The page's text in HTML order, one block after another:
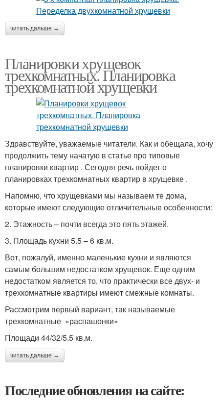
читать дальше →
Планировки хрущевок
трехкомнатных. Планировка
трехкомнатной хрущевки
Здравствуйте, уважаемые читатели. Как и обещала, хочу
продолжить тему начатую в статье про типовые
планировки квартир . Сегодня речь пойдет о
планировках трехкомнатных квартир в хрущевке .
Напомню, что хрущевками мы называем те дома,
которые имеют следующие отличительные особенности:
2. Этажность – почти всегда это пять этажей.
3. Площадь кухни 5.5 – 6 кв.м.
Вот, пожалуй, именно маленькие кухни и являются
самым большим недостатком хрущевок. Еще одним
недостатком является то, что практически все двух- и
трехкомнатные квартиры имеют смежные комнаты.
Рассмотрим первый вариант, так называемые
трехкомнатные «распашонки»
Площади 44/32/5.5 кв.м.
читать дальше →
Последние обновления на сайте: